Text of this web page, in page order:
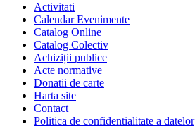
Activitati
Calendar Evenimente
Catalog Online
Catalog Colectiv
Achiziții publice
Acte normative
Donatii de carte
Harta site
Contact
Politica de confidentialitate a datelor